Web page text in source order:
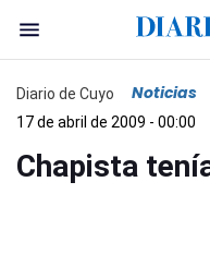
Diario de Cuyo Noticias
17 de abril de 2009 - 00:00
Chapista